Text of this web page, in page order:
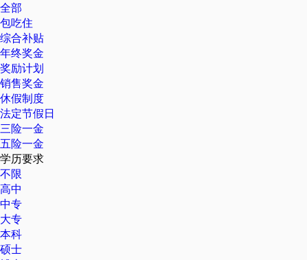
全部
包吃住
综合补贴
年终奖金
奖励计划
销售奖金
休假制度
法定节假日
三险一金
五险一金
学历要求
不限
高中
中专
大专
本科
硕士